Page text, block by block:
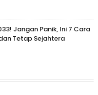
Jangan Panik, Ini 7 Cara
Tetap Sejahtera